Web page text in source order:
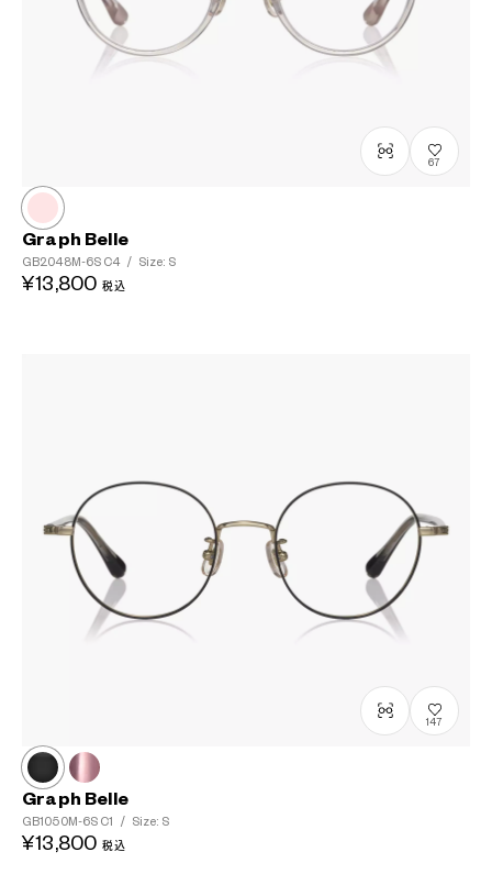
67
Graph Belle
GB2048M-6S C4 / Size: S
¥13,800 税込
147
Graph Belle
GB1050M-6S C1 / Size: S
¥13,800 税込